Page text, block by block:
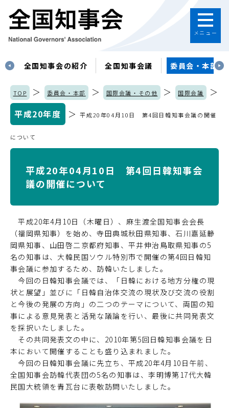
メニュー
全国知事会の紹介 全国知事会議 委員会・本部
TOP ＞ 委員会・本部 ＞ 国際会議・その他 ＞ 国際会議
＞
平成20年度
＞平成20年04月10日 第4回日韓知事会議の開催
について
平成20年04月10日 第4回日韓知事会
議の開催について
平成20年4月10日（木曜日）、麻生渡全国知事会会長
（福岡県知事）を始め、寺田典城秋田県知事、石川嘉延静
岡県知事、山田啓二京都府知事、平井伸治鳥取県知事の5
名の知事は、大韓民国ソウル特別市で開催の第4回日韓知
事会議に参加するため、訪韓いたしました。
今回の日韓知事会議では、「日韓における地方分権の現
状と展望」並びに「日韓自治体交流の現状及び交流の役割
と今後の発展の方向」の二つのテーマについて、両国の知
事による意見発表と活発な議論を行い、最後に共同発表文
を採択いたしました。
その共同発表文の中に、2010年第5回日韓知事会議を日
本において開催することも盛り込まれました。
今回の日韓知事会議に先立ち、平成20年4月10日午前、
全国知事会訪韓代表団の5名の知事は、李明博第17代大韓
民国大統領を青瓦台に表敬訪問いたしました。